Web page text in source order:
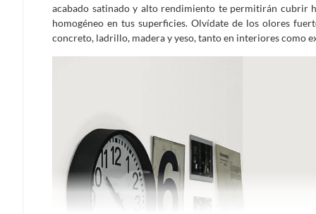
acabado satinado y alto rendimiento te permitirán cubrir
homogéneo en tus superficies. Olvídate de los olores
concreto, ladrillo, madera y yeso, tanto en interiores como